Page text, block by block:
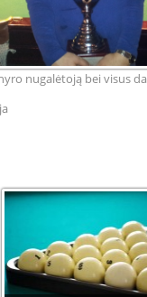
nugalėtoją bei visus